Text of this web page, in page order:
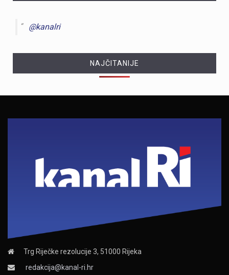
@kanalri
NAJČITANIJE
Trg Riječke rezolucije 3, 51000 Rijeka
redakcija@kanal-ri.hr